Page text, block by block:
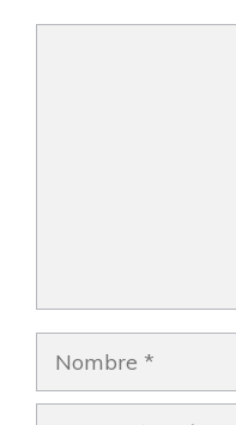
Nombre
Correo